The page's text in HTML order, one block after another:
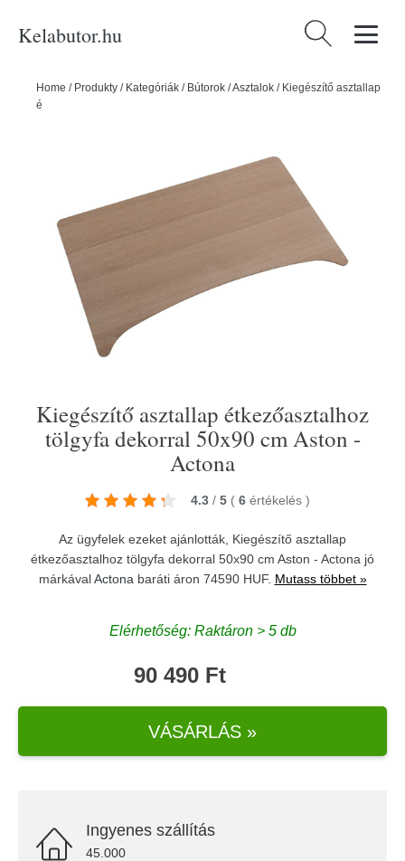
Kelabutor.hu Keresés:
Home / Produkty / Kategóriák / Bútorok /Asztalok / Kiegészítő asztallap
étkezőasztalhoz tölgyfa dekorral 50x90 cm Aston - Actona
Kiegészítő asztallap étkezőasztalhoz
tölgyfa dekorral 50x90 cm Aston -
Actona
4.3 / 5 ( 6 értékelés )
Az ügyfelek ezeket ajánlották, Kiegészítő asztallap
étkezőasztalhoz tölgyfa dekorral 50x90 cm Aston - Actona jó
márkávalActona baráti áron 74590 HUF. Mutass többet »
Elérhetőség: Raktáron > 5 db
90 490 Ft
VÁSÁRLÁS »
Ingyenes szállítás
45.000